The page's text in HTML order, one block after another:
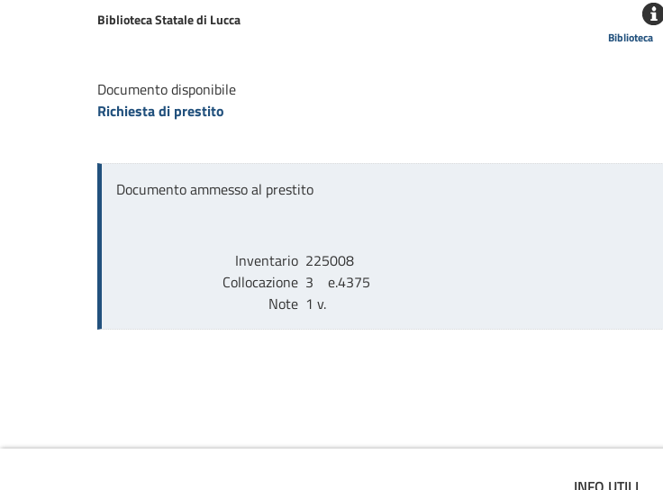
Biblioteca Statale di Lucca
Biblioteca
Documento disponibile
Richiesta di prestito
Documento ammesso al prestito
Inventario 225008
Collocazione 3    e.4375
Note 1 v.